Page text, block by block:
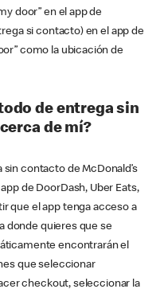
door” en el app de
si contacto) en el app de
como la ubicación de
de entrega sin
de mí?
contacto de McDonald’s
de DoorDash, Uber Eats,
que el app tenga acceso a
donde quieres que se
encontrarán el
que seleccionar
checkout, seleccionar la